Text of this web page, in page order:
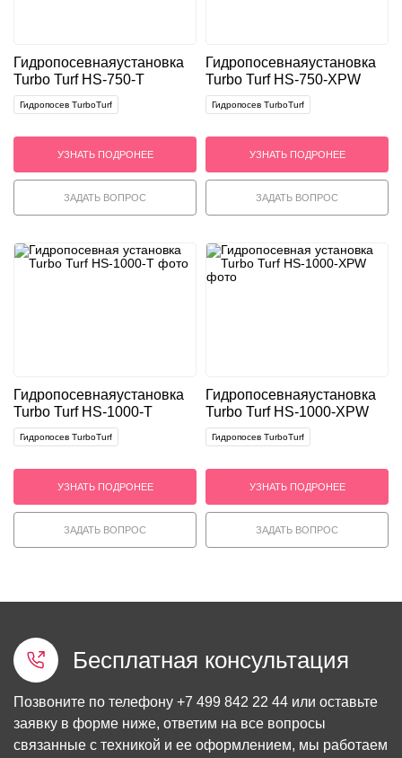
Гидропосевнаяустановка
Turbo Turf HS-750-T
Гидропосев TurboTurf
УЗНАТЬ ПОДРОНЕЕ
ЗАДАТЬ ВОПРОС
Гидропосевнаяустановка
Turbo Turf HS-750-XPW
Гидропосев TurboTurf
УЗНАТЬ ПОДРОНЕЕ
ЗАДАТЬ ВОПРОС
Гидропосевнаяустановка
Turbo Turf HS-1000-T
Гидропосев TurboTurf
УЗНАТЬ ПОДРОНЕЕ
ЗАДАТЬ ВОПРОС
Гидропосевнаяустановка
Turbo Turf HS-1000-XPW
Гидропосев TurboTurf
УЗНАТЬ ПОДРОНЕЕ
ЗАДАТЬ ВОПРОС
Бесплатная консультация
Позвоните по телефону +7 499 842 22 44 или оставьте
заявку в форме ниже, ответим на все вопросы
связанные с техникой и ее оформлением, мы работаем